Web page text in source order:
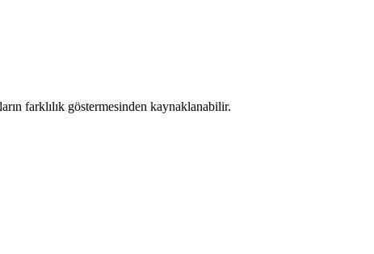
farklılık göstermesinden kaynaklanabilir.